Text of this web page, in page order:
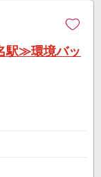
駅≫環境バッ